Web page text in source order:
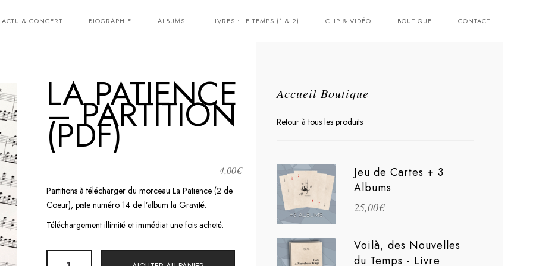
ACTU & CONCERT BIOGRAPHIE ALBUMS LIVRES : LE TEMPS (1 & 2) CLIP & VIDÉO BOUTIQUE CONTACT
LA PATIENCE
– PARTITION
(PDF)
4,00€
Partitions à télécharger du morceau La Patience (2 de
Coeur), piste numéro 14 de l’album la Gravité.
Téléchargement illimité et immédiat une fois acheté.
Accueil Boutique
Retour à tous les produits
Jeu de Cartes + 3
Albums
25,00€
Voilà, des Nouvelles
du Temps - Livre